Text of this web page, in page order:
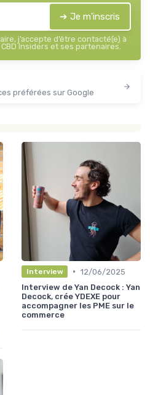
➔ Je m'inscris
j’accepte d’être contacté(e) à
Insiders et ses partenaires.
préférées sur Google
Interview • 12/06/2025
Interview de Yan Decock : Yan
Decock, crée YDEXE pour
accompagner les PME sur le
commerce